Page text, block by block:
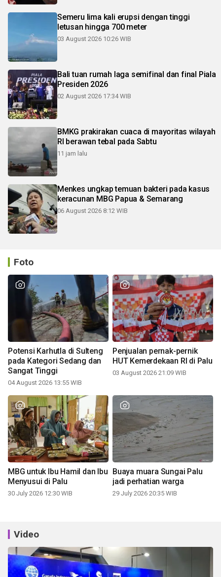
Semeru lima kali erupsi dengan tinggi
letusan hingga 700 meter
03 August 2026 10:26 WIB
Bali tuan rumah laga semifinal dan final Piala
Presiden 2026
02 August 2026 17:34 WIB
BMKG prakirakan cuaca di mayoritas wilayah
RI berawan tebal pada Sabtu
11 jam lalu
Menkes ungkap temuan bakteri pada kasus
keracunan MBG Papua & Semarang
06 August 2026 8:12 WIB
Foto
Potensi Karhutla di Sulteng
pada Kategori Sedang dan
Sangat Tinggi
04 August 2026 13:55 WIB
Penjualan pernak-pernik
HUT Kemerdekaan RI di Palu
03 August 2026 21:09 WIB
MBG untuk Ibu Hamil dan Ibu
Menyusui di Palu
30 July 2026 12:30 WIB
Buaya muara Sungai Palu
jadi perhatian warga
29 July 2026 20:35 WIB
Video